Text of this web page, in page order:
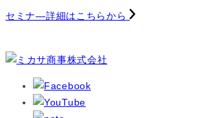
セミナ―詳細はこちらから